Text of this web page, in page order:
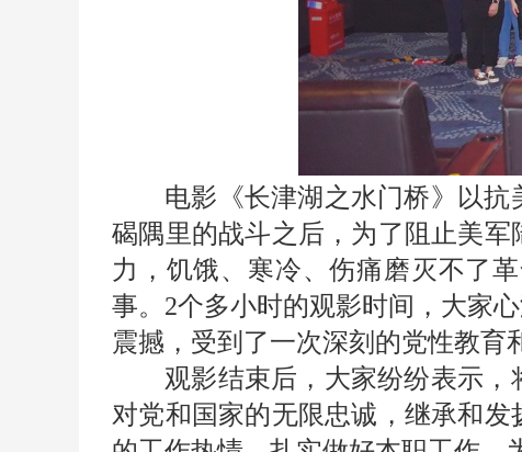
电影《长津湖之水门桥》以
碣隅里的战斗之后，为了阻止美
力，饥饿、寒冷、伤痛磨灭不了
事。2个多小时的观影时间，大家
震撼，受到了一次深刻的党性教育
观影结束后，大家纷纷表示，
对党和国家的无限忠诚，继承和